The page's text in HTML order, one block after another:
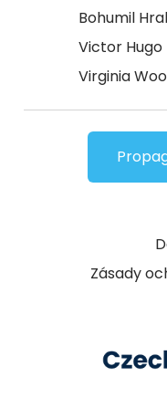
Bohumil
Victor Hugo
Virginia
Zásady